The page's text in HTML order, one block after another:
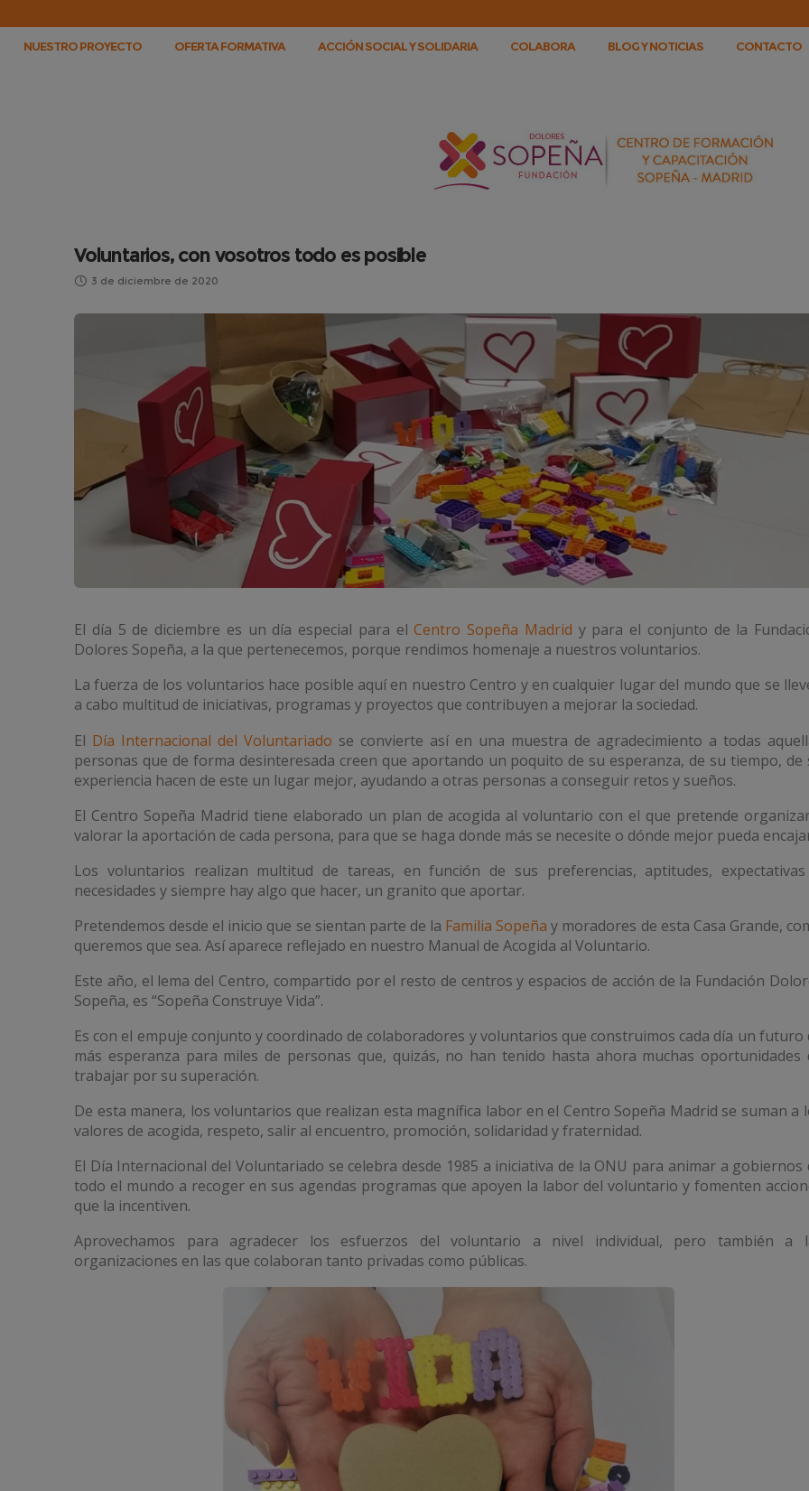
NUESTRO PROYECTO OFERTA FORMATIVA ACCIÓN SOCIAL Y SOLIDARIA COLABORA BLOG Y NOTICIAS CONTACTO
Voluntarios, con vosotros todo es posible
3 de diciembre de 2020
El día 5 de diciembre es un día especial para elCentro Sopeña Madrid y para el conjunto de la
Dolores Sopeña, a la que pertenecemos, porque rendimos homenaje a nuestros voluntarios.
La fuerza de los voluntarios hace posible aquí en nuestro Centro y en cualquier lugar del mundo que se
a cabo multitud de iniciativas, programas y proyectos que contribuyen a mejorar la sociedad.
El Día Internacional del Voluntariado se convierte así en una muestra de agradecimiento a todas
personas que de forma desinteresada creen que aportando un poquito de su esperanza, de su tiempo, de
experiencia hacen de este un lugar mejor, ayudando a otras personas a conseguir retos y sueños.
El Centro Sopeña Madrid tiene elaborado un plan de acogida al voluntario con el que pretende
valorar la aportación de cada persona, para que se haga donde más se necesite o dónde mejor pueda
Los voluntarios realizan multitud de tareas, en función de sus preferencias, aptitudes,
necesidades y siempre hay algo que hacer, un granito que aportar.
Pretendemos desde el inicio que se sientan parte de la Familia Sopeña y moradores de esta Casa Grande,
queremos que sea. Así aparece reflejado en nuestro Manual de Acogida al Voluntario.
Este año, el lema del Centro, compartido por el resto de centros y espacios de acción de la Fundación
Sopeña, es “Sopeña Construye Vida”.
Es con el empuje conjunto y coordinado de colaboradores y voluntarios que construimos cada día un futuro
más esperanza para miles de personas que, quizás, no han tenido hasta ahora muchas oportunidades
trabajar por su superación.
De esta manera, los voluntarios que realizan esta magnífica labor en el Centro Sopeña Madrid se suman a
valores de acogida, respeto, salir al encuentro, promoción, solidaridad y fraternidad.
El Día Internacional del Voluntariado se celebra desde 1985 a iniciativa de la ONU para animar a gobiernos
todo el mundo a recoger en sus agendas programas que apoyen la labor del voluntario y fomenten
que la incentiven.
Aprovechamos para agradecer los esfuerzos del voluntario a nivel individual, pero también a
organizaciones en las que colaboran tanto privadas como públicas.